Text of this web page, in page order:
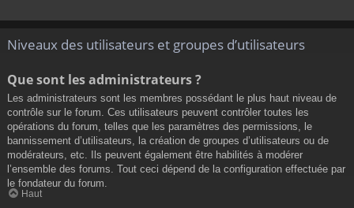
Niveaux des utilisateurs et groupes d’utilisateurs
Que sont les administrateurs ?
Les administrateurs sont les membres possédant le plus haut niveau de
contrôle sur le forum. Ces utilisateurs peuvent contrôler toutes les
opérations du forum, telles que les paramètres des permissions, le
bannissement d’utilisateurs, la création de groupes d’utilisateurs ou de
modérateurs, etc. Ils peuvent également être habilités à modérer
l’ensemble des forums. Tout ceci dépend de la configuration effectuée par
le fondateur du forum.
Haut